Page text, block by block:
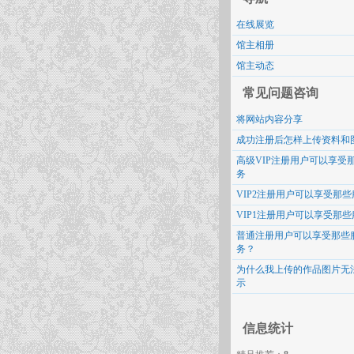
在线展览
馆主相册
馆主动态
常见问题咨询
将网站内容分享
成功注册后怎样上传资料和
高级VIP注册用户可以享受
务
VIP2注册用户可以享受那些
VIP1注册用户可以享受那些
普通注册用户可以享受那些
务？
为什么我上传的作品图片无
示
信息统计